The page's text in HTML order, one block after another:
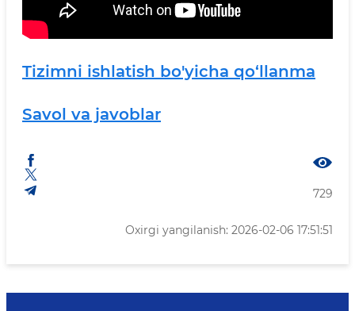
Tizimni ishlatish bo'yicha qo‘llanma
Savol va javoblar
729
Oxirgi yangilanish: 2026-02-06 17:51:51